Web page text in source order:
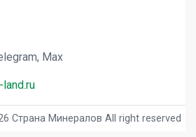
Max
Страна Минералов All right reserved